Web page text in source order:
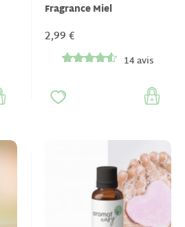
Fragrance Miel
2,99 €
14 avis